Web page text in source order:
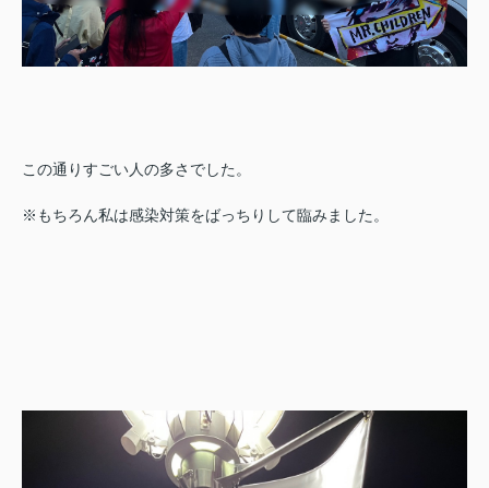
この通りすごい人の多さ でした。
※もちろん私は感染対策をばっちりして臨みました。